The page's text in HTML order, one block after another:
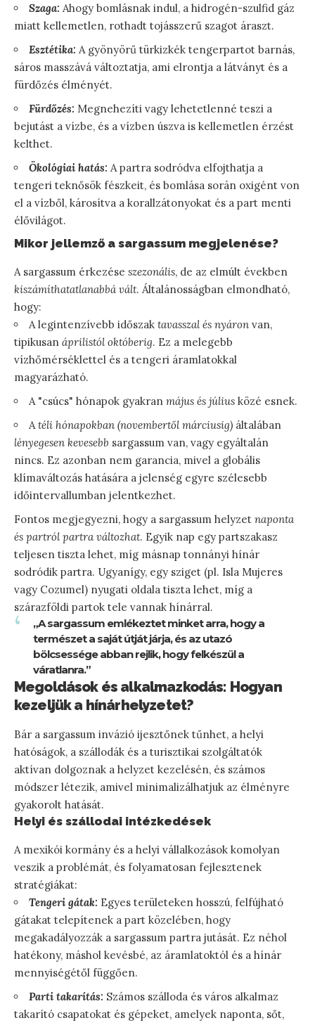
Szaga: Ahogy bomlásnak indul, a hidrogén-szulfid gáz
miatt kellemetlen, rothadt tojásszerű szagot áraszt.
Esztétika: A gyönyörű türkizkék tengerpartot barnás,
sáros masszává változtatja, ami elrontja a látványt és a
fürdőzés élményét.
Fürdőzés: Megnehezíti vagy lehetetlenné teszi a
bejutást a vízbe, és a vízben úszva is kellemetlen érzést
kelthet.
Ökológiai hatás: A partra sodródva elfojthatja a
tengeri teknősök fészkeit, és bomlása során oxigént von
el a vízből, károsítva a korallzátonyokat és a part menti
élővilágot.
Mikor jellemző a sargassum megjelenése?
A sargassum érkezése szezonális, de az elmúlt években
kiszámíthatatlanabbá vált. Általánosságban elmondható,
hogy:
A legintenzívebb időszak tavasszal és nyáron van,
tipikusan áprilistól októberig. Ez a melegebb
vízhőmérséklettel és a tengeri áramlatokkal
magyarázható.
A "csúcs" hónapok gyakran május és július közé esnek.
A téli hónapokban (novembertől márciusig) általában
lényegesen kevesebb sargassum van, vagy egyáltalán
nincs. Ez azonban nem garancia, mivel a globális
klímaváltozás hatására a jelenség egyre szélesebb
időintervallumban jelentkezhet.
Fontos megjegyezni, hogy a sargassum helyzet naponta
és partról partra változhat. Egyik nap egy partszakasz
teljesen tiszta lehet, míg másnap tonnányi hínár
sodródik partra. Ugyanígy, egy sziget (pl. Isla Mujeres
vagy Cozumel) nyugati oldala tiszta lehet, míg a
szárazföldi partok tele vannak hínárral.
„A sargassum emlékeztet minket arra, hogy a
természet a saját útját járja, és az utazó
bölcsessége abban rejlik, hogy felkészül a
váratlanra.”
Megoldások és alkalmazkodás: Hogyan
kezeljük a hínárhelyzetet?
Bár a sargassum invázió ijesztőnek tűnhet, a helyi
hatóságok, a szállodák és a turisztikai szolgáltatók
aktívan dolgoznak a helyzet kezelésén, és számos
módszer létezik, amivel minimalizálhatjuk az élményre
gyakorolt hatását.
Helyi és szállodai intézkedések
A mexikói kormány és a helyi vállalkozások komolyan
veszik a problémát, és folyamatosan fejlesztenek
stratégiákat:
Tengeri gátak: Egyes területeken hosszú, felfújható
gátakat telepítenek a part közelében, hogy
megakadályozzák a sargassum partra jutását. Ez néhol
hatékony, máshol kevésbé, az áramlatoktól és a hínár
mennyiségétől függően.
Parti takarítás: Számos szálloda és város alkalmaz
takarító csapatokat és gépeket, amelyek naponta, sőt,